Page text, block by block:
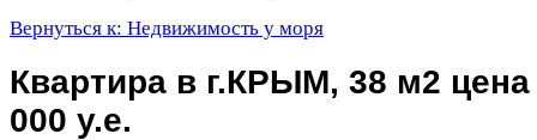
Вернуться к: Недвижимость у моря
Квартира в г.КРЫМ, 38 м2 цена
000 у.е.